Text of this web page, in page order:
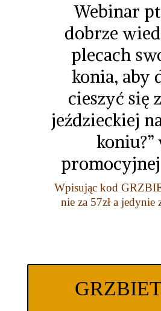
Webinar
dobrze
plecach
konia, aby
cieszyć się
jeździeckiej
koniu?”
Wpisując kod
nie za 57zł a jedynie